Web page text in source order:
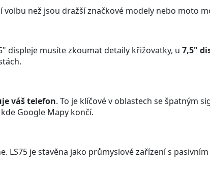
volbu než jsou dražší značkové modely nebo moto
displeje musíte zkoumat detaily křižovatky, u 7,5"
váš telefon. To je klíčové v oblastech se špatným
Google Mapy končí.
LS75 je stavěna jako průmyslové zařízení s